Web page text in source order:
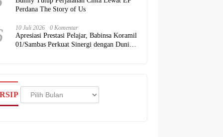
Perdana The Story of Us
10 Juli 2026 0 Komentar
Apresiasi Prestasi Pelajar, Babinsa Koramil
01/Sambas Perkuat Sinergi dengan Dunia
Arsip